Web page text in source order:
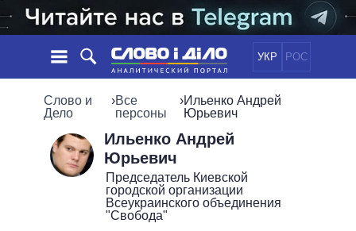
УКР РОС
НОВОСТИ
ЛЕНТА
СОБЫТИЯ
МНЕНИЯ
ПОЛИТИКА
ОБЩЕСТВО
МИР
ОБЕЩАНИЯ
ПОЛИТИКИ
ВСЕ ПОЛИТИКИИНФОГРАФИКА
Слово и
Дело
›Все
персоны
›Ильенко Андрей
Юрьевич
Ильенко Андрей
Юрьевич
Председатель Киевской
городской организации
Всеукраинского объединения
"Свобода"